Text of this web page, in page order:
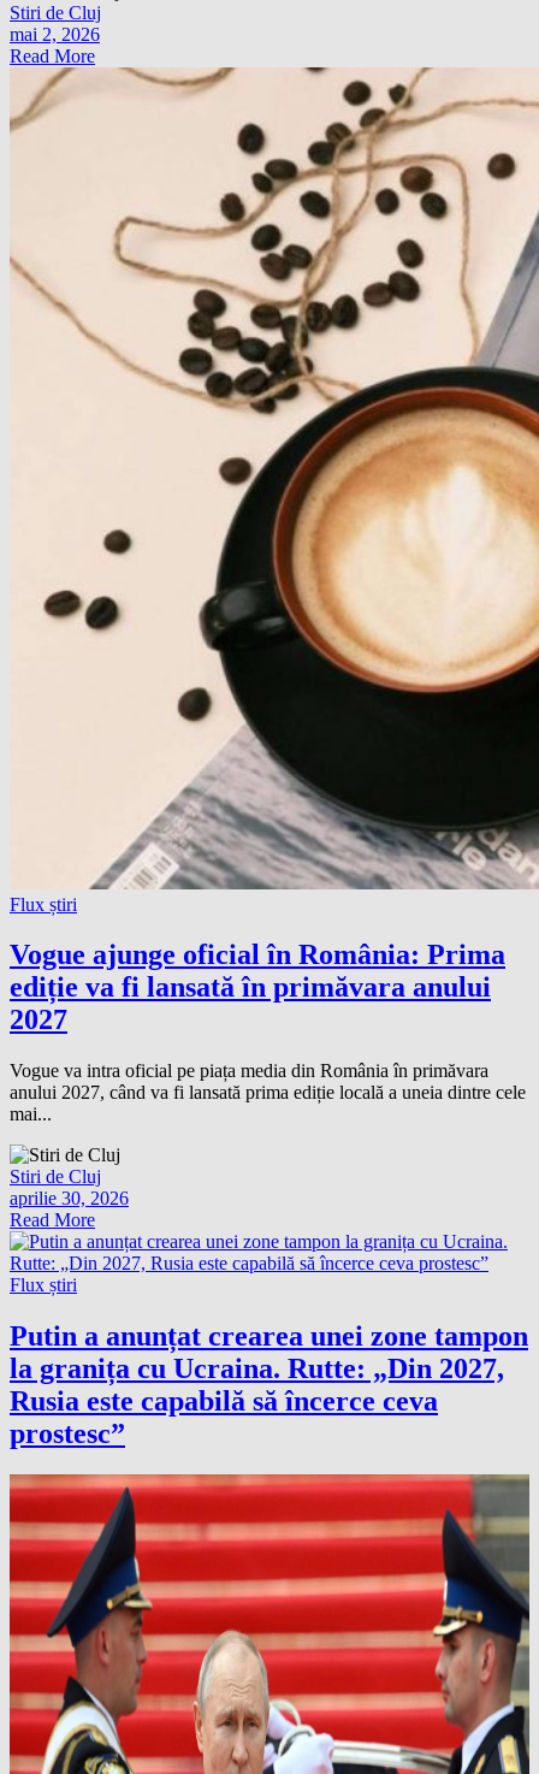
Stiri de Cluj
mai 2, 2026
Read More
Flux știri
Vogue ajunge oficial în România: Prima
ediție va fi lansată în primăvara anului
2027
Vogue va intra oficial pe piața media din România în primăvara
anului 2027, când va fi lansată prima ediție locală a uneia dintre cele
mai...
Stiri de Cluj
aprilie 30, 2026
Read More
Flux știri
Putin a anunțat crearea unei zone tampon
la granița cu Ucraina. Rutte: „Din 2027,
Rusia este capabilă să încerce ceva
prostesc”